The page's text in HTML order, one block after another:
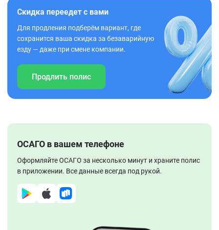
Скидка переедет с вами
Для продления подберём вариант, где
сохранится ваша скидка за безаварийную
езду — даже при смене компании.
Продлить полис
ОСАГО в вашем телефоне
Оформляйте ОСАГО за несколько минут и храните полис
в приложении. Все данные всегда под рукой.